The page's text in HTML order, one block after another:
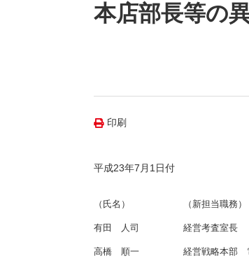
本店部長等の
印刷
平成23年7月1日付
（氏名） （新担当職務）
有田 人司 経営考査室長
高橋 順一 経営戦略本部